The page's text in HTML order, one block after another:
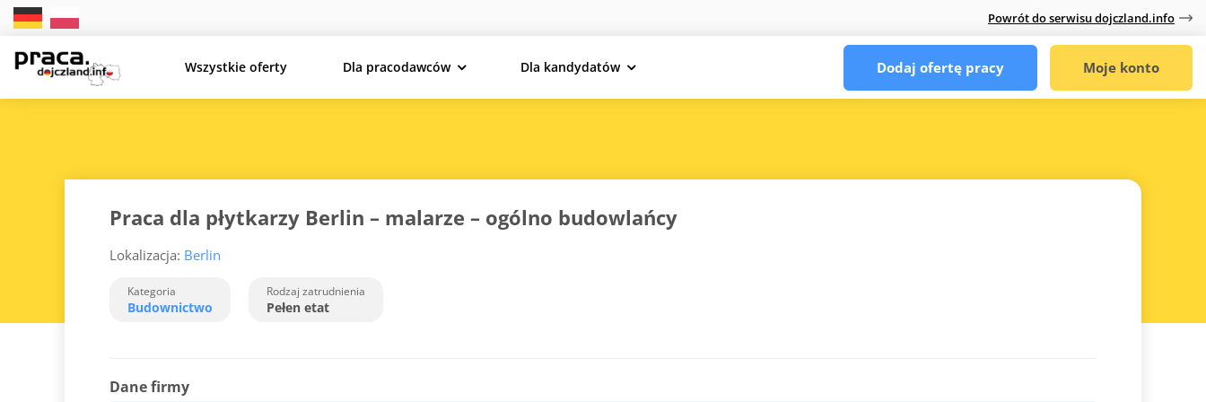
Powrót do serwisu dojczland.info
Wszystkie oferty Dla pracodawców Dla kandydatów Dodaj ofertę pracy Moje konto
Praca dla płytkarzy Berlin – malarze – ogólno budowlańcy
Lokalizacja: Berlin
Kategoria
Budownictwo
Rodzaj zatrudnienia
Pełen etat
Dane firmy